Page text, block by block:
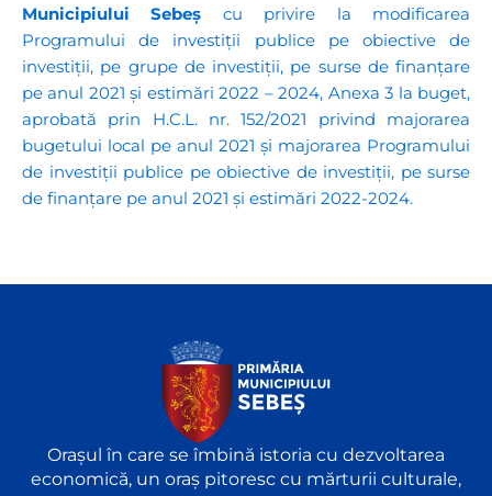
Municipiului Sebeș cu privire la modificarea
Programului de investiţii publice pe obiective de
investiţii, pe grupe de investiţii, pe surse de finanţare
pe anul 2021 şi estimări 2022 – 2024, Anexa 3 la buget,
aprobată prin H.C.L. nr. 152/2021 privind majorarea
bugetului local pe anul 2021 și majorarea Programului
de investiții publice pe obiective de investiții, pe surse
de finanțare pe anul 2021 și estimări 2022-2024.
Orașul în care se îmbină istoria cu dezvoltarea
economică, un oraș pitoresc cu mărturii culturale,